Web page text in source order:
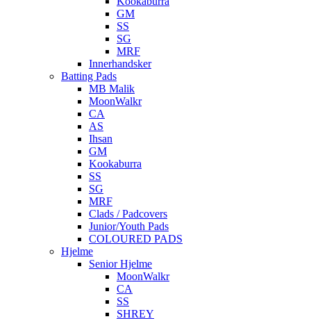
GM
SS
SG
MRF
Innerhandsker
Batting Pads
MB Malik
MoonWalkr
CA
AS
Ihsan
GM
Kookaburra
SS
SG
MRF
Clads / Padcovers
Junior/Youth Pads
COLOURED PADS
Hjelme
Senior Hjelme
MoonWalkr
CA
SS
SHREY